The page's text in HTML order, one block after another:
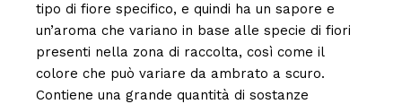
tipo di fiore specifico, e quindi ha un sapore e
un’aroma che variano in base alle specie di fiori
presenti nella zona di raccolta, così come il
colore che può variare da ambrato a scuro.
Contiene una grande quantità di sostanze